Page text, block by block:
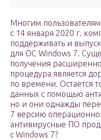
Многим
с 14 января 2020 г.
поддерживать и
для ОС Windows 7.
получения
процедура является
по времени. Остается
данных с помощью
но и они однажды
7 версию
антивирусные ПО
с Windows 7?